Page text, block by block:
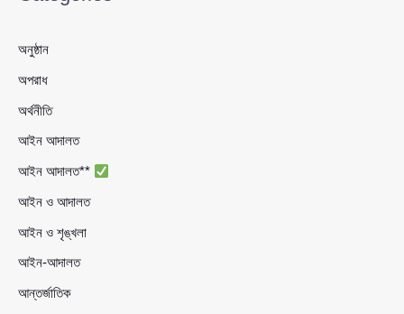
অনুষ্ঠান
অপরাধ
অর্থনীতি
আইন আদালত
আইন আদালত**
আইন ও আদালত
আইন ও শৃঙ্খলা
আইন-আদালত
আন্তর্জাতিক